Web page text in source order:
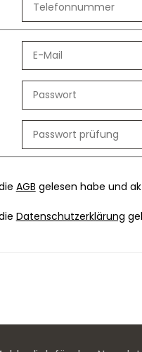
AGB gelesen habe und
Datenschutzerklärung